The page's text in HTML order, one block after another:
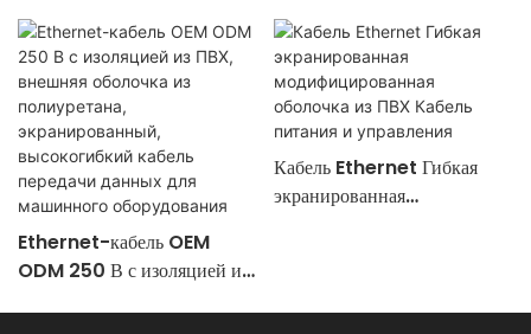
Ethernet-кабель OEM
ODM 250 В с изоляцией из
Кабель Ethernet Гибкая
экранированная